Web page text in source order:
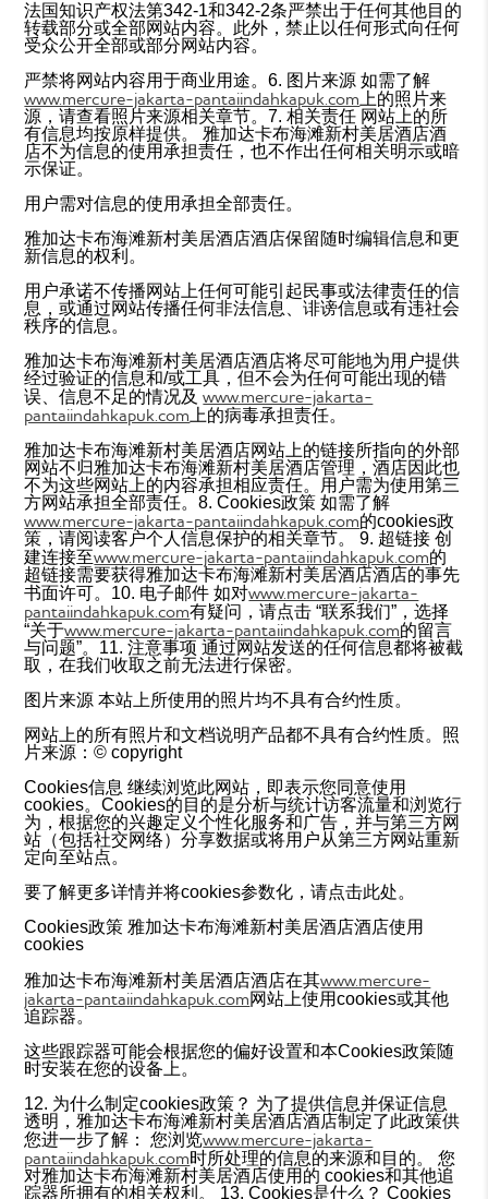
法国知识产权法第342-1和342-2条严禁出于任何其他目的
转载部分或全部网站内容。此外，禁止以任何形式向任何
受众公开全部或部分网站内容。
严禁将网站内容用于商业用途。6. 图片来源 如需了解
www.mercure-jakarta-pantaiindahkapuk.com 上的照片来
源，请查看照片来源相关章节。7. 相关责任 网站上的所
有信息均按原样提供。 雅加达卡布海滩新村美居酒店酒
店不为信息的使用承担责任，也不作出任何相关明示或暗
示保证。
用户需对信息的使用承担全部责任。
雅加达卡布海滩新村美居酒店酒店保留随时编辑信息和更
新信息的权利。
用户承诺不传播网站上任何可能引起民事或法律责任的信
息，或通过网站传播任何非法信息、诽谤信息或有违社会
秩序的信息。
雅加达卡布海滩新村美居酒店酒店将尽可能地为用户提供
经过验证的信息和/或工具，但不会为任何可能出现的错
误、信息不足的情况及www.mercure-jakarta-
pantaiindahkapuk.com 上的病毒承担责任。
雅加达卡布海滩新村美居酒店网站上的链接所指向的外部
网站不归雅加达卡布海滩新村美居酒店管理，酒店因此也
不为这些网站上的内容承担相应责任。用户需为使用第三
方网站承担全部责任。8. Cookies政策 如需了解
www.mercure-jakarta-pantaiindahkapuk.com的cookies政
策，请阅读客户个人信息保护的相关章节。 9. 超链接 创
建连接至www.mercure-jakarta-pantaiindahkapuk.com的
超链接需要获得雅加达卡布海滩新村美居酒店酒店的事先
书面许可。10. 电子邮件 如对www.mercure-jakarta-
pantaiindahkapuk.com有疑问，请点击 “联系我们”，选择
“关于www.mercure-jakarta-pantaiindahkapuk.com的留言
与问题”。11. 注意事项 通过网站发送的任何信息都将被截
取，在我们收取之前无法进行保密。
图片来源 本站上所使用的照片均不具有合约性质。
网站上的所有照片和文档说明产品都不具有合约性质。照
片来源：© copyright
Cookies信息 继续浏览此网站，即表示您同意使用
cookies。Cookies的目的是分析与统计访客流量和浏览行
为，根据您的兴趣定义个性化服务和广告，并与第三方网
站（包括社交网络）分享数据或将用户从第三方网站重新
定向至站点。
要了解更多详情并将cookies参数化，请点击此处。
Cookies政策 雅加达卡布海滩新村美居酒店酒店使用
cookies
雅加达卡布海滩新村美居酒店酒店在其www.mercure-
jakarta-pantaiindahkapuk.com网站上使用cookies或其他
追踪器。
这些跟踪器可能会根据您的偏好设置和本Cookies政策随
时安装在您的设备上。
12. 为什么制定cookies政策？ 为了提供信息并保证信息
透明，雅加达卡布海滩新村美居酒店酒店制定了此政策供
您进一步了解： 您浏览www.mercure-jakarta-
pantaiindahkapuk.com时所处理的信息的来源和目的。 您
对雅加达卡布海滩新村美居酒店使用的 cookies和其他追
踪器所拥有的相关权利。 13. Cookies是什么？ Cookies